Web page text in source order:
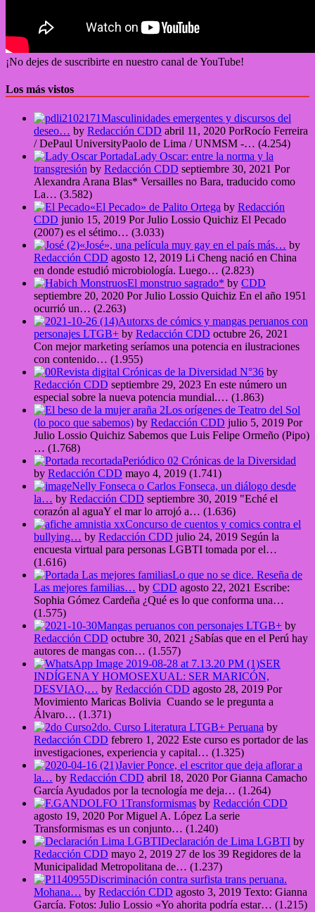
¡No dejes de suscribirte en nuestro canal de YouTube!
Los más vistos
Masculinidades emergentes y discursos del
deseo… by Redacción CDD abril 11, 2020 PorRocío Ferreira
/ DePaul UniversityPaolo de Lima / UNMSM -… (4.254)
Lady Oscar: entre la norma y la
transgresión by Redacción CDD septiembre 30, 2021 Por
Alexandra Arana Blas* Versailles no Bara, traducido como
La… (3.582)
«El Pecado» de Palito Ortega by Redacción
CDD junio 15, 2019 Por Julio Lossio Quichiz El Pecado
(2007) es el sétimo… (3.033)
«José», una película muy gay en el país más… by
Redacción CDD agosto 12, 2019 Li Cheng nació en China
en donde estudió microbiología. Luego… (2.823)
El monstruo sagrado* by CDD
septiembre 20, 2020 Por Julio Lossio Quichiz En el año 1951
ocurrió un… (2.263)
Autorxs de cómics y mangas peruanos con
personajes LTGB+ by Redacción CDD octubre 26, 2021
Con mejor marketing seríamos una potencia en ilustraciones
con contenido… (1.955)
Revista digital Crónicas de la Diversidad N°36 by
Redacción CDD septiembre 29, 2023 En este número un
especial sobre la nueva potencia mundial.… (1.863)
Los orígenes de Teatro del Sol
(lo poco que sabemos) by Redacción CDD julio 5, 2019 Por
Julio Lossio Quichiz Sabemos que Luis Felipe Ormeño (Pipo)
… (1.768)
Periódico 02 Crónicas de la Diversidad
by Redacción CDD mayo 4, 2019 (1.741)
Nelly Fonseca o Carlos Fonseca, un diálogo desde
la… by Redacción CDD septiembre 30, 2019 "Eché el
corazón al aguaY el mar lo arrojó a… (1.636)
Concurso de cuentos y comics contra el
bullying… by Redacción CDD julio 24, 2019 Según la
encuesta virtual para personas LGBTI tomada por el…
(1.616)
Lo que no se dice. Reseña de
Las mejores familias… by CDD agosto 22, 2021 Escribe:
Sophia Gómez Cardeña ¿Qué es lo que conforma una…
(1.575)
Mangas peruanos con personajes LTGB+ by
Redacción CDD octubre 30, 2021 ¿Sabías que en el Perú hay
autores de mangas con… (1.557)
SER
INDÍGENA Y HOMOSEXUAL: SER MARICÓN,
DESVIAO,… by Redacción CDD agosto 28, 2019 Por
Movimiento Maricas Bolivia Cuando se le pregunta a
Álvaro… (1.371)
2do. Curso Literatura LTGB+ Peruana by
Redacción CDD febrero 1, 2022 Este curso es portador de las
investigaciones, experiencia y capital… (1.325)
Javier Ponce, el escritor que deja aflorar a
la… by Redacción CDD abril 18, 2020 Por Gianna Camacho
García Ayudados por la tecnología me deja… (1.264)
Transformismas by Redacción CDD
agosto 19, 2020 Por Miguel A. López La serie
Transformismas es un conjunto… (1.240)
Declaración de Lima LGBTI by
Redacción CDD mayo 2, 2019 27 de los 39 Regidores de la
Municipalidad Metropolitana de… (1.237)
Discriminación contra surfista trans peruana.
Mohana… by Redacción CDD agosto 3, 2019 Texto: Gianna
García. Fotos: Julio Lossio «Yo ahorita podría estar… (1.215)